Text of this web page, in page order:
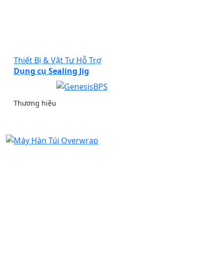
Thiết Bị & Vật Tư Hỗ Trợ
Dụng cụ Sealing Jig
Thương hiệu